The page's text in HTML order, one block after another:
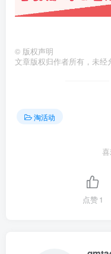
© 版权声明
文章版权归作者所有，未经
淘活动
点赞1